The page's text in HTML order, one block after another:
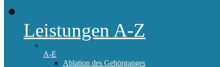
Leistungen A-Z
A-E
Ablation des Gehörganges